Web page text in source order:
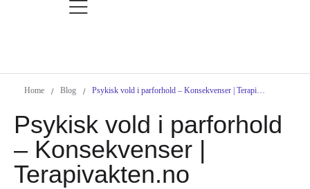
Home / Blog /
Psykisk vold i parforhold
– Konsekvenser |
Terapivakten.no